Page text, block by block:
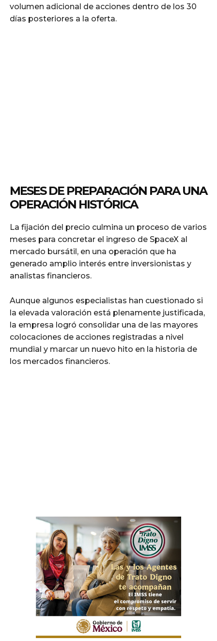
volumen adicional de acciones dentro de los 30
días posteriores a la oferta.
MESES DE PREPARACIÓN PARA UNA
OPERACIÓN HISTÓRICA
La fijación del precio culmina un proceso de varios
meses para concretar el ingreso de SpaceX al
mercado bursátil, en una operación que ha
generado amplio interés entre inversionistas y
analistas financieros.
Aunque algunos especialistas han cuestionado si
la elevada valoración está plenamente justificada,
la empresa logró consolidar una de las mayores
colocaciones de acciones registradas a nivel
mundial y marcar un nuevo hito en la historia de
los mercados financieros.